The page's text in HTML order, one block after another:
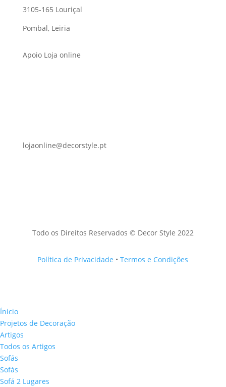
3105-165 Louriçal
Pombal, Leiria
Apoio Loja online
lojaonline@decorstyle.pt
Todo os Direitos Reservados © Decor Style 2022
Política de Privacidade •Termos e Condições
Ínicio
Projetos de Decoração
Artigos
Todos os Artigos
Sofás
Sofás
Sofá 2 Lugares